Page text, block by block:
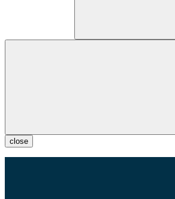
close